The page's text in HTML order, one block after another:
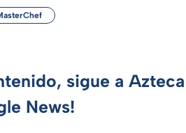
sigue a
News!